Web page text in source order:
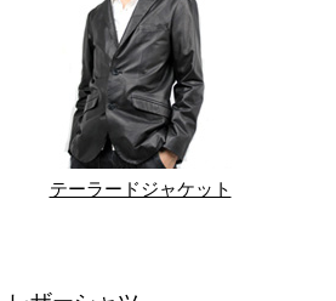
テーラードジャケット